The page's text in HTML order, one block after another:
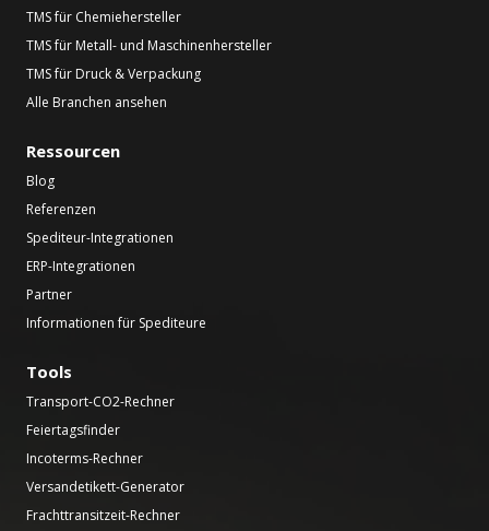
TMS für Chemiehersteller
TMS für Metall- und Maschinenhersteller
TMS für Druck & Verpackung
Alle Branchen ansehen
Ressourcen
Blog
Referenzen
Spediteur-Integrationen
ERP-Integrationen
Partner
Informationen für Spediteure
Tools
Transport-CO2-Rechner
Feiertagsfinder
Incoterms-Rechner
Versandetikett-Generator
Frachttransitzeit-Rechner